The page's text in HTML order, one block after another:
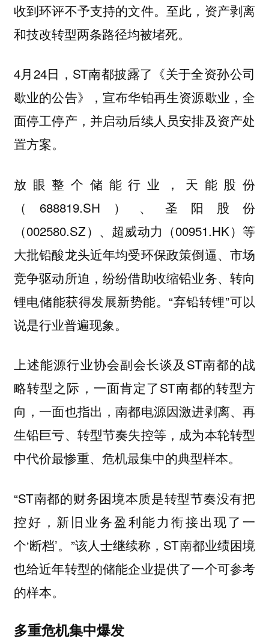
收到环评不予支持的文件。至此，资产剥离
和技改转型两条路径均被堵死。
4月24日，ST南都披露了《关于全资孙公司
歇业的公告》，宣布华铂再生资源歇业，全
面停工停产，并启动后续人员安排及资产处
置方案。
放眼整个储能行业，天能股份
（688819.SH）、圣阳股份
（002580.SZ）、超威动力（00951.HK）等
大批铅酸龙头近年均受环保政策倒逼、市场
竞争驱动所迫，纷纷借助收缩铅业务、转向
锂电储能获得发展新势能。“弃铅转锂”可以
说是行业普遍现象。
上述能源行业协会副会长谈及ST南都的战
略转型之际，一面肯定了ST南都的转型方
向，一面也指出，南都电源因激进剥离、再
生铅巨亏、转型节奏失控等，成为本轮转型
中代价最惨重、危机最集中的典型样本。
“ST南都的财务困境本质是转型节奏没有把
控好，新旧业务盈利能力衔接出现了一
个‘断档’。”该人士继续称，ST南都业绩困境
也给近年转型的储能企业提供了一个可参考
的样本。
多重危机集中爆发